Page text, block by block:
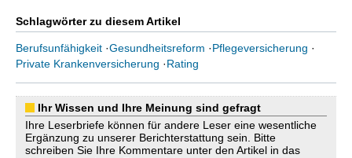
Schlagwörter zu diesem Artikel
Berufsunfähigkeit ·Gesundheitsreform ·Pflegeversicherung ·
Private Krankenversicherung ·Rating
Ihr Wissen und Ihre Meinung sind gefragt
Ihre Leserbriefe können für andere Leser eine wesentliche
Ergänzung zu unserer Berichterstattung sein. Bitte
schreiben Sie Ihre Kommentare unter den Artikel in das